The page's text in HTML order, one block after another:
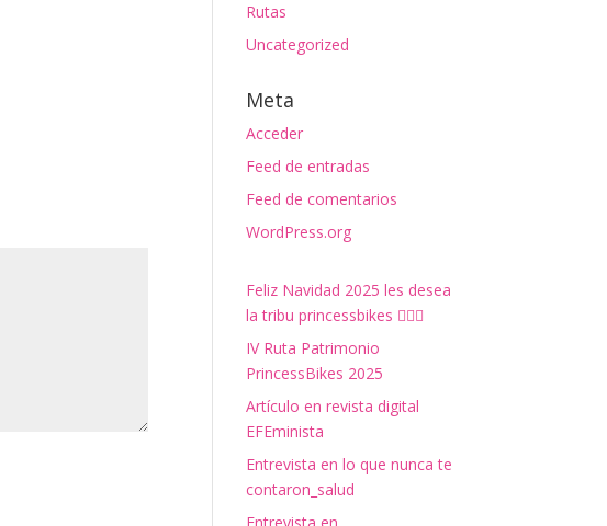
Rutas
Uncategorized
Meta
Acceder
Feed de entradas
Feed de comentarios
WordPress.org
Feliz Navidad 2025 les desea
la tribu princessbikes 🚴‍♀️✨
IV Ruta Patrimonio
PrincessBikes 2025
Artículo en revista digital
EFEminista
Entrevista en lo que nunca te
contaron_salud